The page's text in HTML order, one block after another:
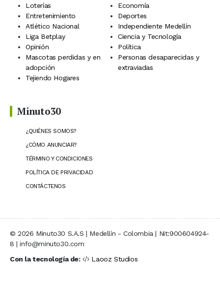
Loterías
Economía
Entretenimiento
Deportes
Atlético Nacional
Independiente Medellín
Liga Betplay
Ciencia y Tecnología
Opinión
Política
Mascotas perdidas y en
adopción
Personas desaparecidas y
extraviadas
Tejiendo Hogares
Minuto30
¿QUIÉNES SOMOS?
¿CÓMO ANUNCIAR?
TÉRMINO Y CONDICIONES
POLÍTICA DE PRIVACIDAD
CONTÁCTENOS
© 2026 Minuto30 S.A.S | Medellín - Colombia | Nit:900604924-
8 | info@minuto30.com
Con la tecnología de:
Laooz Studios